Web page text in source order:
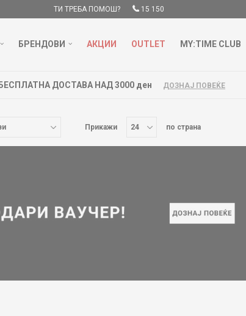
ТИ ТРЕБА ПОМОШ? 15 150
БРЕНДОВИ АКЦИИ OUTLET MY:TIME CLUB
БЕСПЛАТНА ДОСТАВА НАД 3000 ден ДОЗНАЈ ПОВЕЌЕ
Прикажи по страна